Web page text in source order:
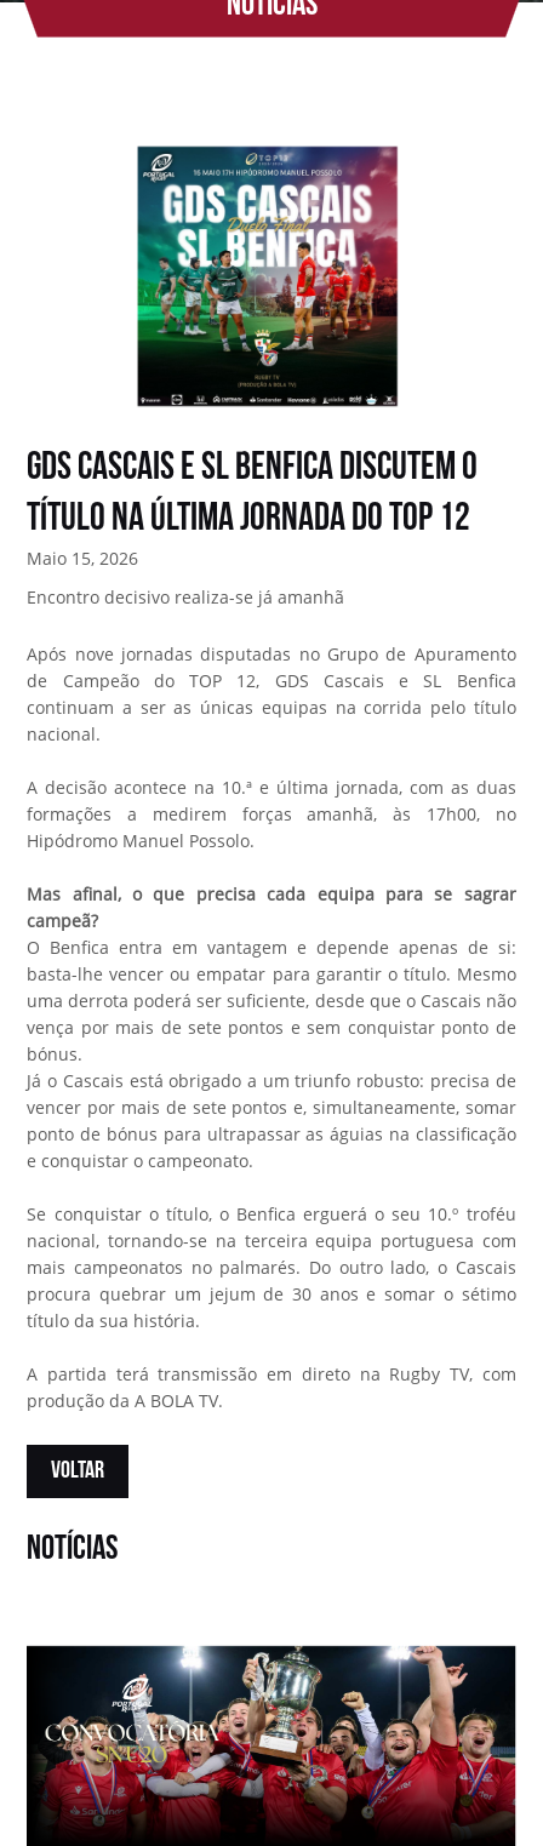
GDS Cascais e SL Benfica discutem o
título na última jornada do TOP 12
Maio 15, 2026
Encontro decisivo realiza-se já amanhã
Após nove jornadas disputadas no Grupo de Apuramento
de Campeão do TOP 12, GDS Cascais e SL Benfica
continuam a ser as únicas equipas na corrida pelo título
nacional.
A decisão acontece na 10.ª e última jornada, com as duas
formações a medirem forças amanhã, às 17h00, no
Hipódromo Manuel Possolo.
Mas afinal, o que precisa cada equipa para se sagrar
campeã?
O Benfica entra em vantagem e depende apenas de si:
basta-lhe vencer ou empatar para garantir o título. Mesmo
uma derrota poderá ser suficiente, desde que o Cascais não
vença por mais de sete pontos e sem conquistar ponto de
bónus.
Já o Cascais está obrigado a um triunfo robusto: precisa de
vencer por mais de sete pontos e, simultaneamente, somar
ponto de bónus para ultrapassar as águias na classificação
e conquistar o campeonato.
Se conquistar o título, o Benfica erguerá o seu 10.º troféu
nacional, tornando-se na terceira equipa portuguesa com
mais campeonatos no palmarés. Do outro lado, o Cascais
procura quebrar um jejum de 30 anos e somar o sétimo
título da sua história.
A partida terá transmissão em direto na Rugby TV, com
produção da A BOLA TV.
VOLTAR
notícias